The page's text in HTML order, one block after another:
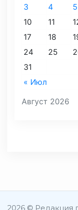
Август 2026
« Июл
3
4 5
10
11
17
18
24
25
31
2026 © Редакция